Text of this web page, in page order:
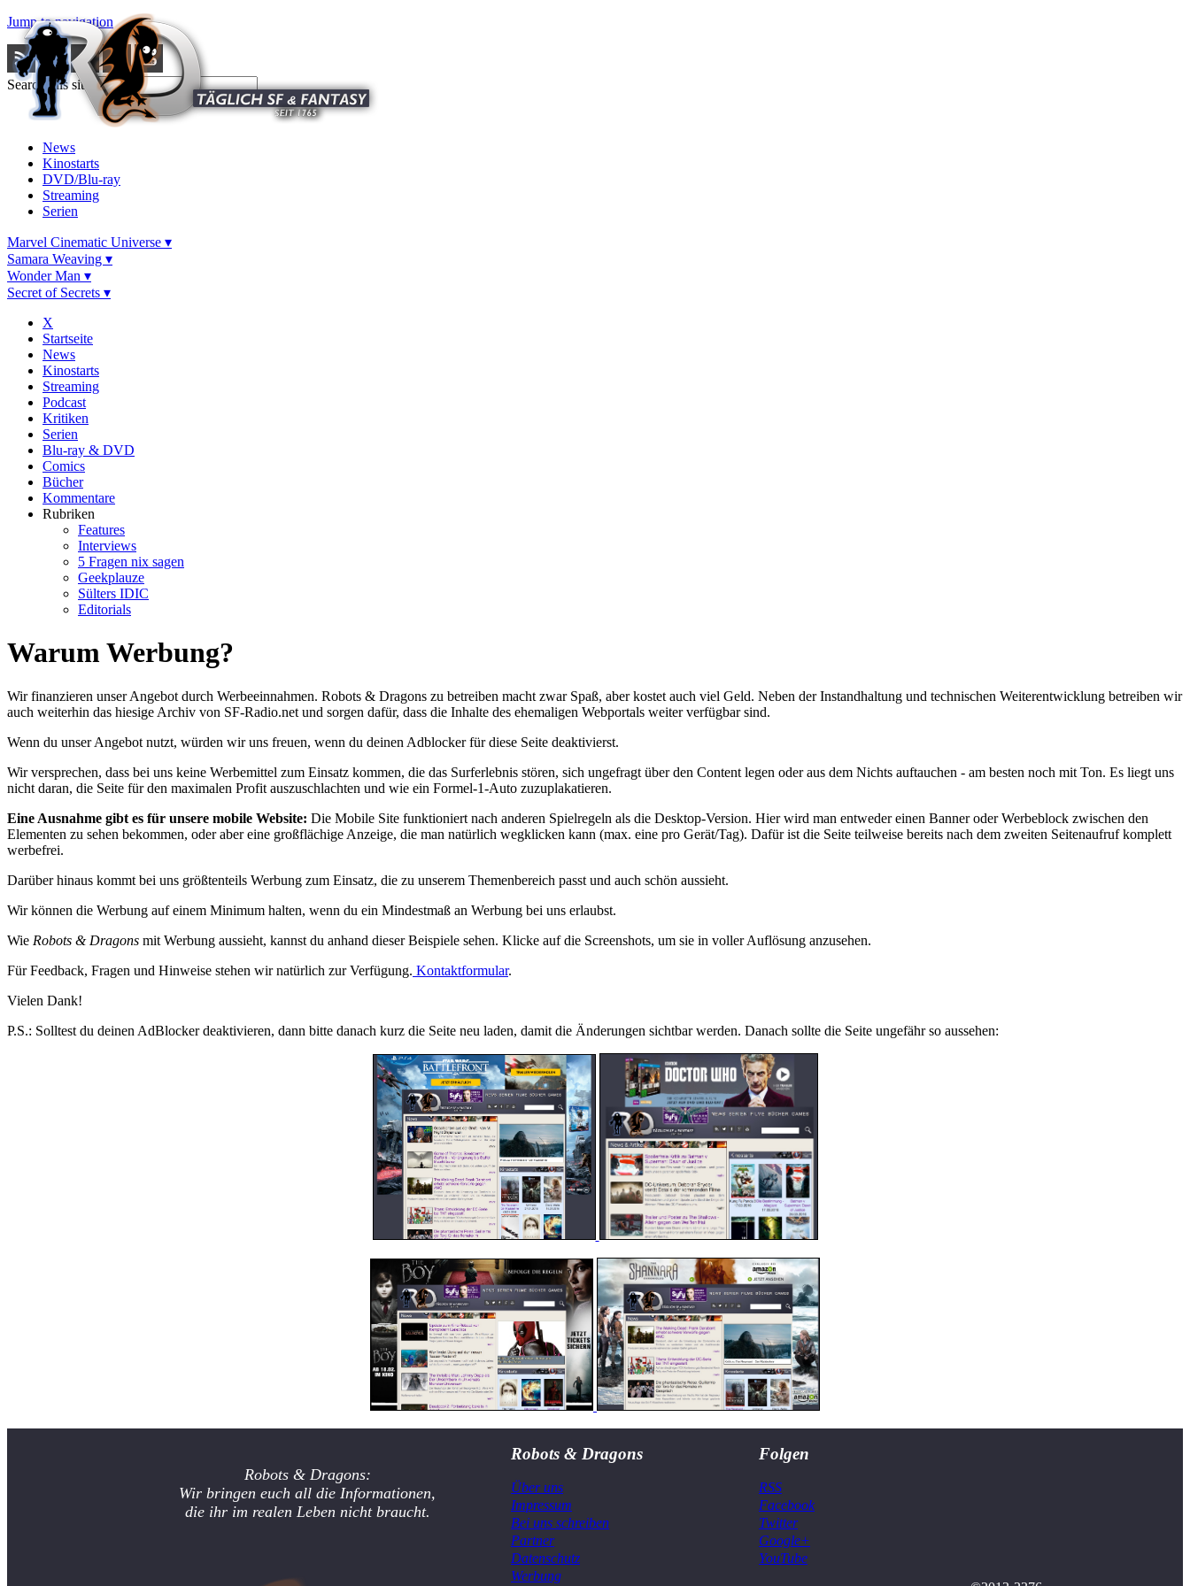
Jump to navigation
Search this site
News
Kinostarts
DVD/Blu-ray
Streaming
Serien
Marvel Cinematic Universe ▾
Samara Weaving ▾
Wonder Man ▾
Secret of Secrets ▾
X
Startseite
News
Kinostarts
Streaming
Podcast
Kritiken
Serien
Blu-ray & DVD
Comics
Bücher
Kommentare
Rubriken
Features
Interviews
5 Fragen nix sagen
Geekplauze
Sülters IDIC
Editorials
Warum Werbung?
Wir finanzieren unser Angebot durch Werbeeinnahmen. Robots & Dragons zu betreiben macht zwar Spaß, aber kostet auch viel Geld. Neben der Instandhaltung und technischen Weiterentwicklung betreiben wir
auch weiterhin das hiesige Archiv von SF-Radio.net und sorgen dafür, dass die Inhalte des ehemaligen Webportals weiter verfügbar sind.
Wenn du unser Angebot nutzt, würden wir uns freuen, wenn du deinen Adblocker für diese Seite deaktivierst.
Wir versprechen, dass bei uns keine Werbemittel zum Einsatz kommen, die das Surferlebnis stören, sich ungefragt über den Content legen oder aus dem Nichts auftauchen - am besten noch mit Ton. Es liegt uns
nicht daran, die Seite für den maximalen Profit auszuschlachten und wie ein Formel-1-Auto zuzuplakatieren.
Eine Ausnahme gibt es für unsere mobile Website: Die Mobile Site funktioniert nach anderen Spielregeln als die Desktop-Version. Hier wird man entweder einen Banner oder Werbeblock zwischen den
Elementen zu sehen bekommen, oder aber eine großflächige Anzeige, die man natürlich wegklicken kann (max. eine pro Gerät/Tag). Dafür ist die Seite teilweise bereits nach dem zweiten Seitenaufruf komplett
werbefrei.
Darüber hinaus kommt bei uns größtenteils Werbung zum Einsatz, die zu unserem Themenbereich passt und auch schön aussieht.
Wir können die Werbung auf einem Minimum halten, wenn du ein Mindestmaß an Werbung bei uns erlaubst.
Wie Robots & Dragons mit Werbung aussieht, kannst du anhand dieser Beispiele sehen. Klicke auf die Screenshots, um sie in voller Auflösung anzusehen.
Für Feedback, Fragen und Hinweise stehen wir natürlich zur Verfügung. Kontaktformular.
Vielen Dank!
P.S.: Solltest du deinen AdBlocker deaktivieren, dann bitte danach kurz die Seite neu laden, damit die Änderungen sichtbar werden. Danach sollte die Seite ungefähr so aussehen:
Robots & Dragons:
Wir bringen euch all die Informationen,
die ihr im realen Leben nicht braucht.
Robots & Dragons
Über uns
Impressum
Bei uns schreiben
Partner
Datenschutz
Werbung
Folgen
RSS
Facebook
Twitter
Google+
YouTube